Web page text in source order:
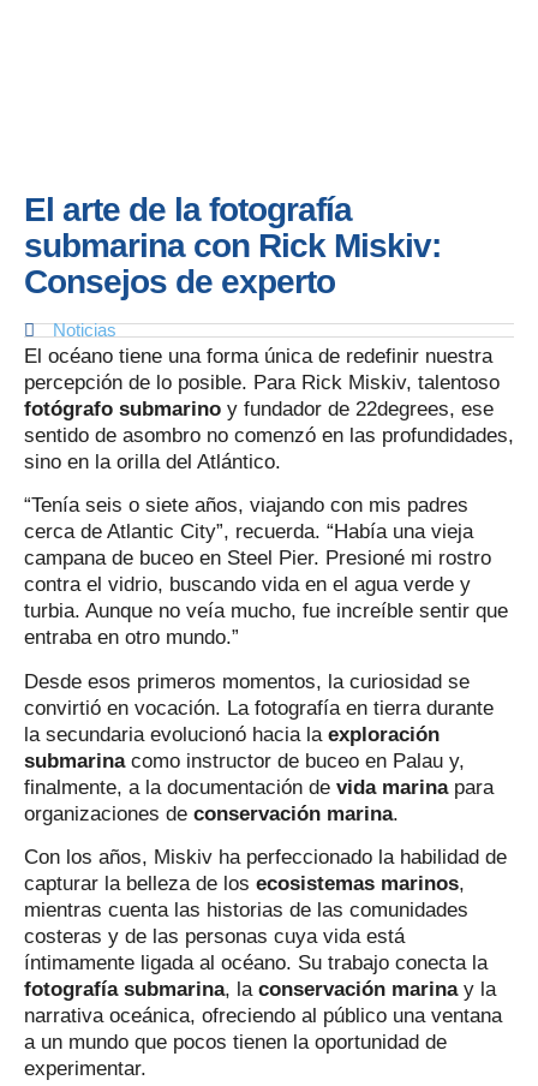
El arte de la fotografía
submarina con Rick Miskiv:
Consejos de experto
Noticias
El océano tiene una forma única de redefinir nuestra
percepción de lo posible. Para Rick Miskiv, talentoso
fotógrafo submarino y fundador de 22degrees, ese
sentido de asombro no comenzó en las profundidades,
sino en la orilla del Atlántico.
“Tenía seis o siete años, viajando con mis padres
cerca de Atlantic City”, recuerda. “Había una vieja
campana de buceo en Steel Pier. Presioné mi rostro
contra el vidrio, buscando vida en el agua verde y
turbia. Aunque no veía mucho, fue increíble sentir que
entraba en otro mundo.”
Desde esos primeros momentos, la curiosidad se
convirtió en vocación. La fotografía en tierra durante
la secundaria evolucionó hacia la exploración
submarinacomo instructor de buceo en Palau y,
finalmente, a la documentación de vida marinapara
organizaciones de conservación marina.
Con los años, Miskiv ha perfeccionado la habilidad de
capturar la belleza de los ecosistemas marinos,
mientras cuenta las historias de las comunidades
costeras y de las personas cuya vida está
íntimamente ligada al océano. Su trabajo conecta la
fotografía submarina, la conservación marinay la
narrativa oceánica, ofreciendo al público una ventana
a un mundo que pocos tienen la oportunidad de
experimentar.